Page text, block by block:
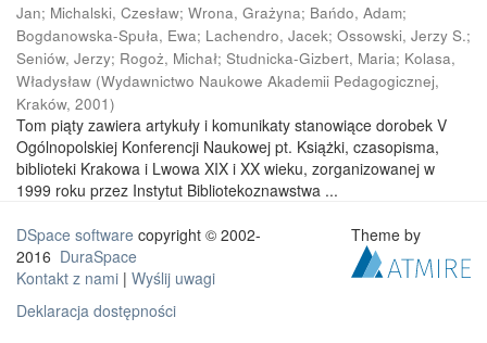
Jan; Michalski, Czesław; Wrona, Grażyna; Bańdo, Adam;
Bogdanowska-Spuła, Ewa; Lachendro, Jacek; Ossowski, Jerzy S.;
Seniów, Jerzy; Rogoż, Michał; Studnicka-Gizbert, Maria; Kolasa,
Władysław (Wydawnictwo Naukowe Akademii Pedagogicznej,
Kraków, 2001)
Tom piąty zawiera artykuły i komunikaty stanowiące dorobek V
Ogólnopolskiej Konferencji Naukowej pt. Książki, czasopisma,
biblioteki Krakowa i Lwowa XIX i XX wieku, zorganizowanej w
1999 roku przez Instytut Bibliotekoznawstwa ...
DSpace software copyright © 2002-
2016 DuraSpace
Kontakt z nami | Wyślij uwagi
Deklaracja dostępności
Theme by